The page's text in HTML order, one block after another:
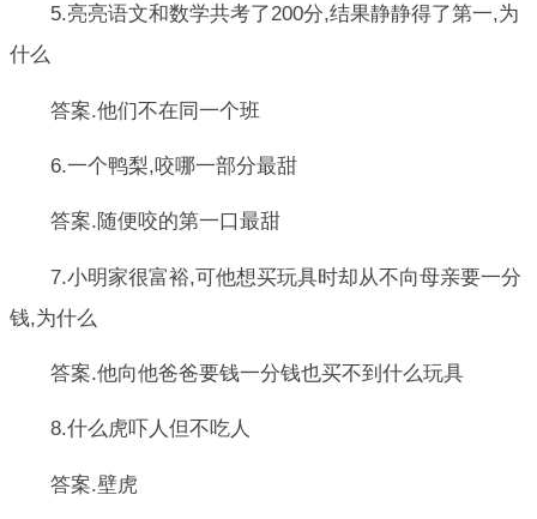
5.亮亮语文和数学共考了200分,结果静静得了第一,为
什么
答案.他们不在同一个班
6.一个鸭梨,咬哪一部分最甜
答案.随便咬的第一口最甜
7.小明家很富裕,可他想买玩具时却从不向母亲要一分
钱,为什么
答案.他向他爸爸要钱一分钱也买不到什么玩具
8.什么虎吓人但不吃人
答案.壁虎